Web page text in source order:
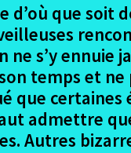
d’où que soit
s’y ennuie
temps et ne
que
admettre
Autres